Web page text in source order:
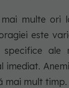
multe ori
este
ale
mai mult timp.